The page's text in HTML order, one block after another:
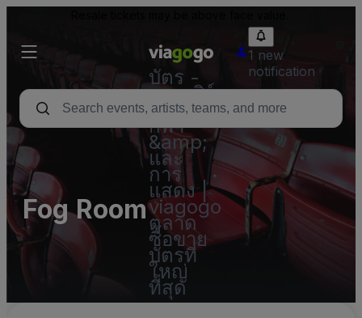
บัตร -
คอนเสิร์ต
บัตร
กีฬา
&amp;
และ
การ
แสดง |
viagogo
ตลาด
ซื้อขาย
บัตรที่
ใหญ่
ที่สุด
1 new
notification
Fog Room